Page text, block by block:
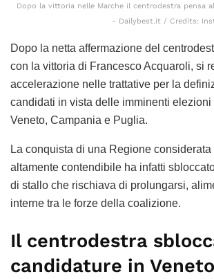
Dopo la vittoria nelle Marche il centrodestra pensa
- Dailybest.it / Credits:
Dopo la netta affermazione del
con la vittoria di Francesco Acquaroli, si
accelerazione nelle trattative per la
candidati in vista delle imminenti elezioni
Veneto, Campania e Puglia.
La conquista di una Regione considerata
altamente contendibile ha infatti
di stallo che rischiava di prolungarsi,
interne tra le forze della coalizione.
Il centrodestra
candidature in